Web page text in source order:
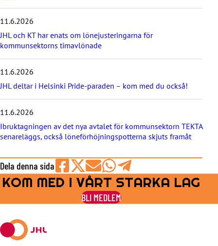
e
n
y
h
e
t
e
n
a
11.6.2026
JHL och KT har enats om lönejusteringarna för
kommunsektorns timavlönade
11.6.2026
JHL deltar i Helsinki Pride-paraden – kom med du också!
11.6.2026
Ibruktagningen av det nya avtalet för kommunsektorn TEKTA
senareläggs, också löneförhöjningspotterna skjuts framåt
Dela denna sida
Share
on
Facebook
Share
on
Share
by
E-
Share
on
WhatsApp
Share
on
Telegram
KOM MED I VÅRT STARKA LAG
BLI MEDLEM